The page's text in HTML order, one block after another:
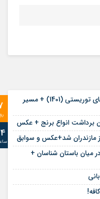
نقشه گردشگری مازندران و جاذبه های توریستی (1401) + مسیر
برداشت انواع برنج + عکس
مازندران شد+عکس و سوابق
میان باستان شناسان +